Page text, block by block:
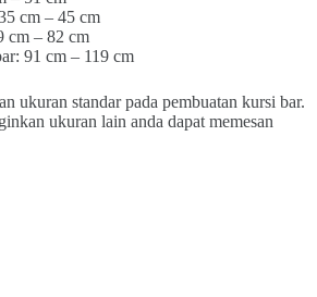
cm – 45 cm
cm – 82 cm
91 cm – 119 cm
ukuran standar pada pembuatan kursi bar.
ukuran lain anda dapat memesan